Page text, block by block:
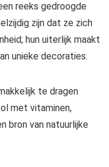
reeks gedroogde
zijn dat ze zich
hun uiterlijk maakt
unieke decoraties.
te dragen
met vitaminen,
bron van natuurlijke